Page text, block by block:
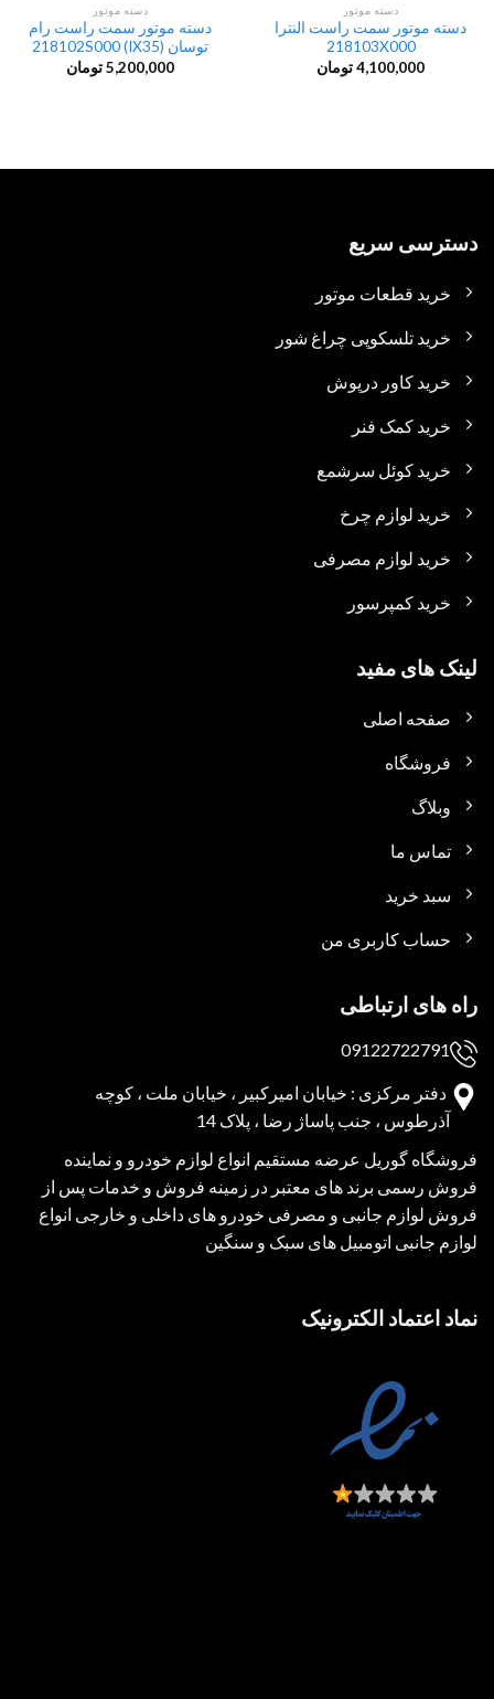
دسته موتور
دسته موتور سمت راست النترا
218103X000
4,100,000تومان
دسته موتور
دسته موتور سمت راست رام
توسان (IX35) 218102S000
5,200,000تومان
دسترسی سریع
خرید قطعات موتور
خرید تلسکوپی چراغ شور
خرید کاور درپوش
خرید کمک فنر
خرید کوئل سرشمع
خرید لوازم چرخ
خرید لوازم مصرفی
خرید کمپرسور
لینک های مفید
صفحه اصلی
فروشگاه
وبلاگ
تماس ما
سبد خرید
حساب کاربری من
راه های ارتباطی
09122722791
دفتر مرکزی : خیابان امیرکبیر ، خیابان ملت ، کوچه
آذرطوس ، جنب پاساژ رضا ، پلاک 14
فروشگاه گوریل عرضه مستقیم انواع لوازم خودرو و نماینده
فروش رسمی برند های معتبر در زمینه فروش و خدمات پس از
فروش لوازم جانبی و مصرفی خودرو های داخلی و خارجی انواع
لوازم جانبی اتومبیل های سبک و سنگین
نماد اعتماد الکترونیک